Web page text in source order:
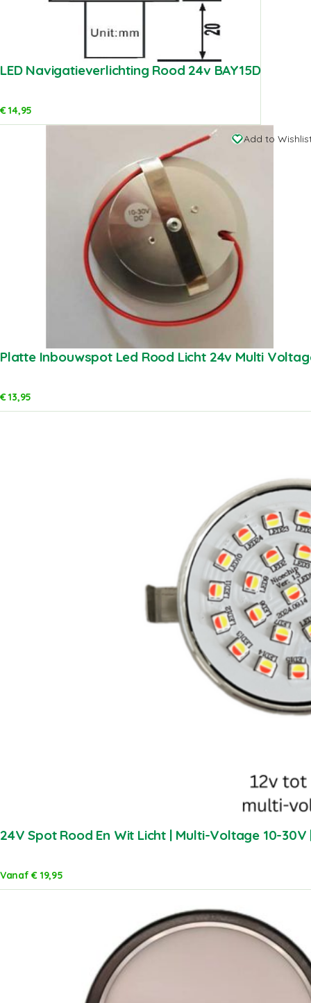
LED Navigatieverlichting Rood 24v BAY15D
€14,95
Add to
Platte Inbouwspot Led Rood Licht 24v Multi
€13,95
24V Spot Rood En Wit Licht | Multi-Voltage 10-
Vanaf€ 19,95